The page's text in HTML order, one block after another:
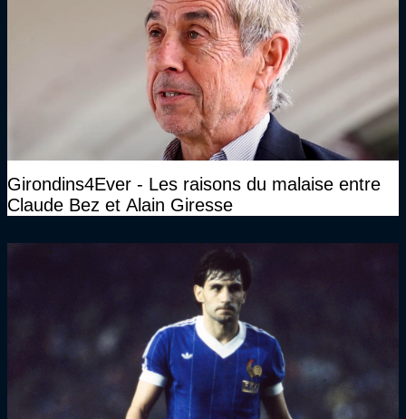
Girondins4Ever - Les raisons du malaise entre
Claude Bez et Alain Giresse